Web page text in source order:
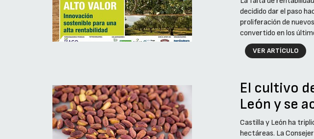
decidido dar el paso
proliferación de
convertido en los
VER ARTÍCULO
El cultivo
León y se
Castilla y León ha
hectáreas. La